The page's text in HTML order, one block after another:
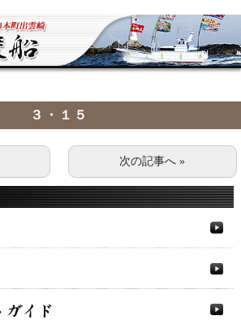
３・１５
次の記事へ »